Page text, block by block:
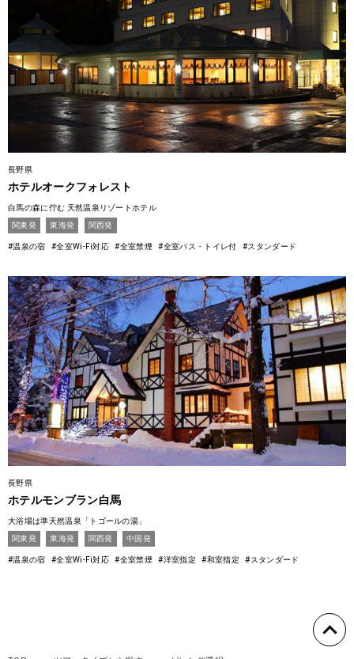
長野県
ホテルオークフォレスト
白馬の森に佇む 天然温泉リゾートホテル
関東発
東海発 関西発
#温泉の宿 #全室Wi-Fi対応 #全室禁煙 #全室バス・トイレ付 #スタンダード
長野県
ホテルモンブラン白馬
大浴場は準天然温泉「トゴールの湯」
関東発
東海発 関西発 中国発
#温泉の宿 #全室Wi-Fi対応 #全室禁煙 #洋室指定 #和室指定 #スタンダード